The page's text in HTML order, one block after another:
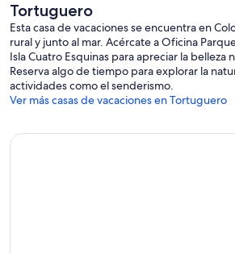
Tortuguero
Esta casa de vacaciones se encuentra en
rural y junto al mar. Acércate a Oficina
Isla Cuatro Esquinas para apreciar la belleza
Reserva algo de tiempo para explorar la
actividades como el senderismo.
Ver más casas de vacaciones en Tortuguero